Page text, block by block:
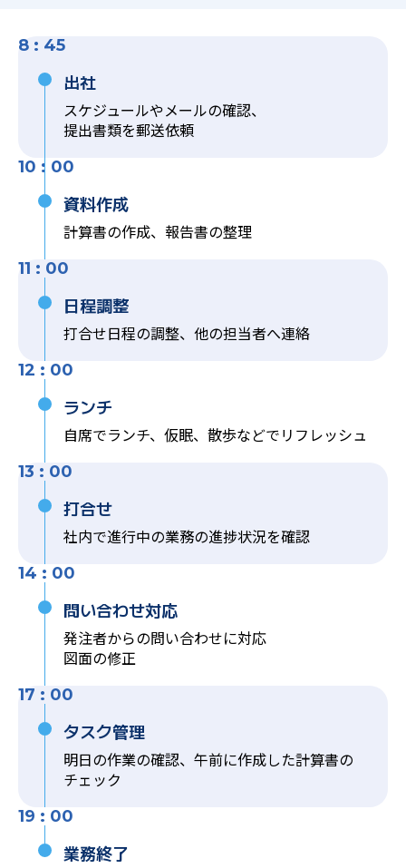
8 : 45
出社
スケジュールやメールの確認、
提出書類を郵送依頼
10 : 00
資料作成
計算書の作成、報告書の整理
11 : 00
日程調整
打合せ日程の調整、他の担当者へ連絡
12 : 00
ランチ
自席でランチ、仮眠、散歩などでリフレッシュ
13 : 00
打合せ
社内で進行中の業務の進捗状況を確認
14 : 00
問い合わせ対応
発注者からの問い合わせに対応
図面の修正
17 : 00
タスク管理
明日の作業の確認、午前に作成した計算書の
チェック
19 : 00
業務終了